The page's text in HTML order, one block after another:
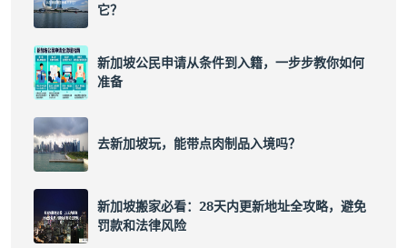
它？
新加坡公民申请从条件到入籍，一步步教你如何
准备
去新加坡玩，能带点肉制品入境吗？
新加坡搬家必看：28天内更新地址全攻略，避免
罚款和法律风险